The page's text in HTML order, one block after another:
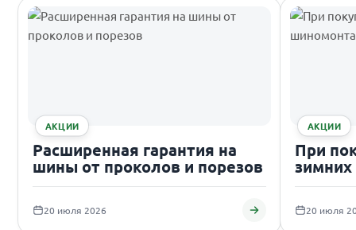
АКЦИИ
Расширенная гарантия на
шины от проколов и порезов
20 июля 2026
АКЦИИ
При
20 июля